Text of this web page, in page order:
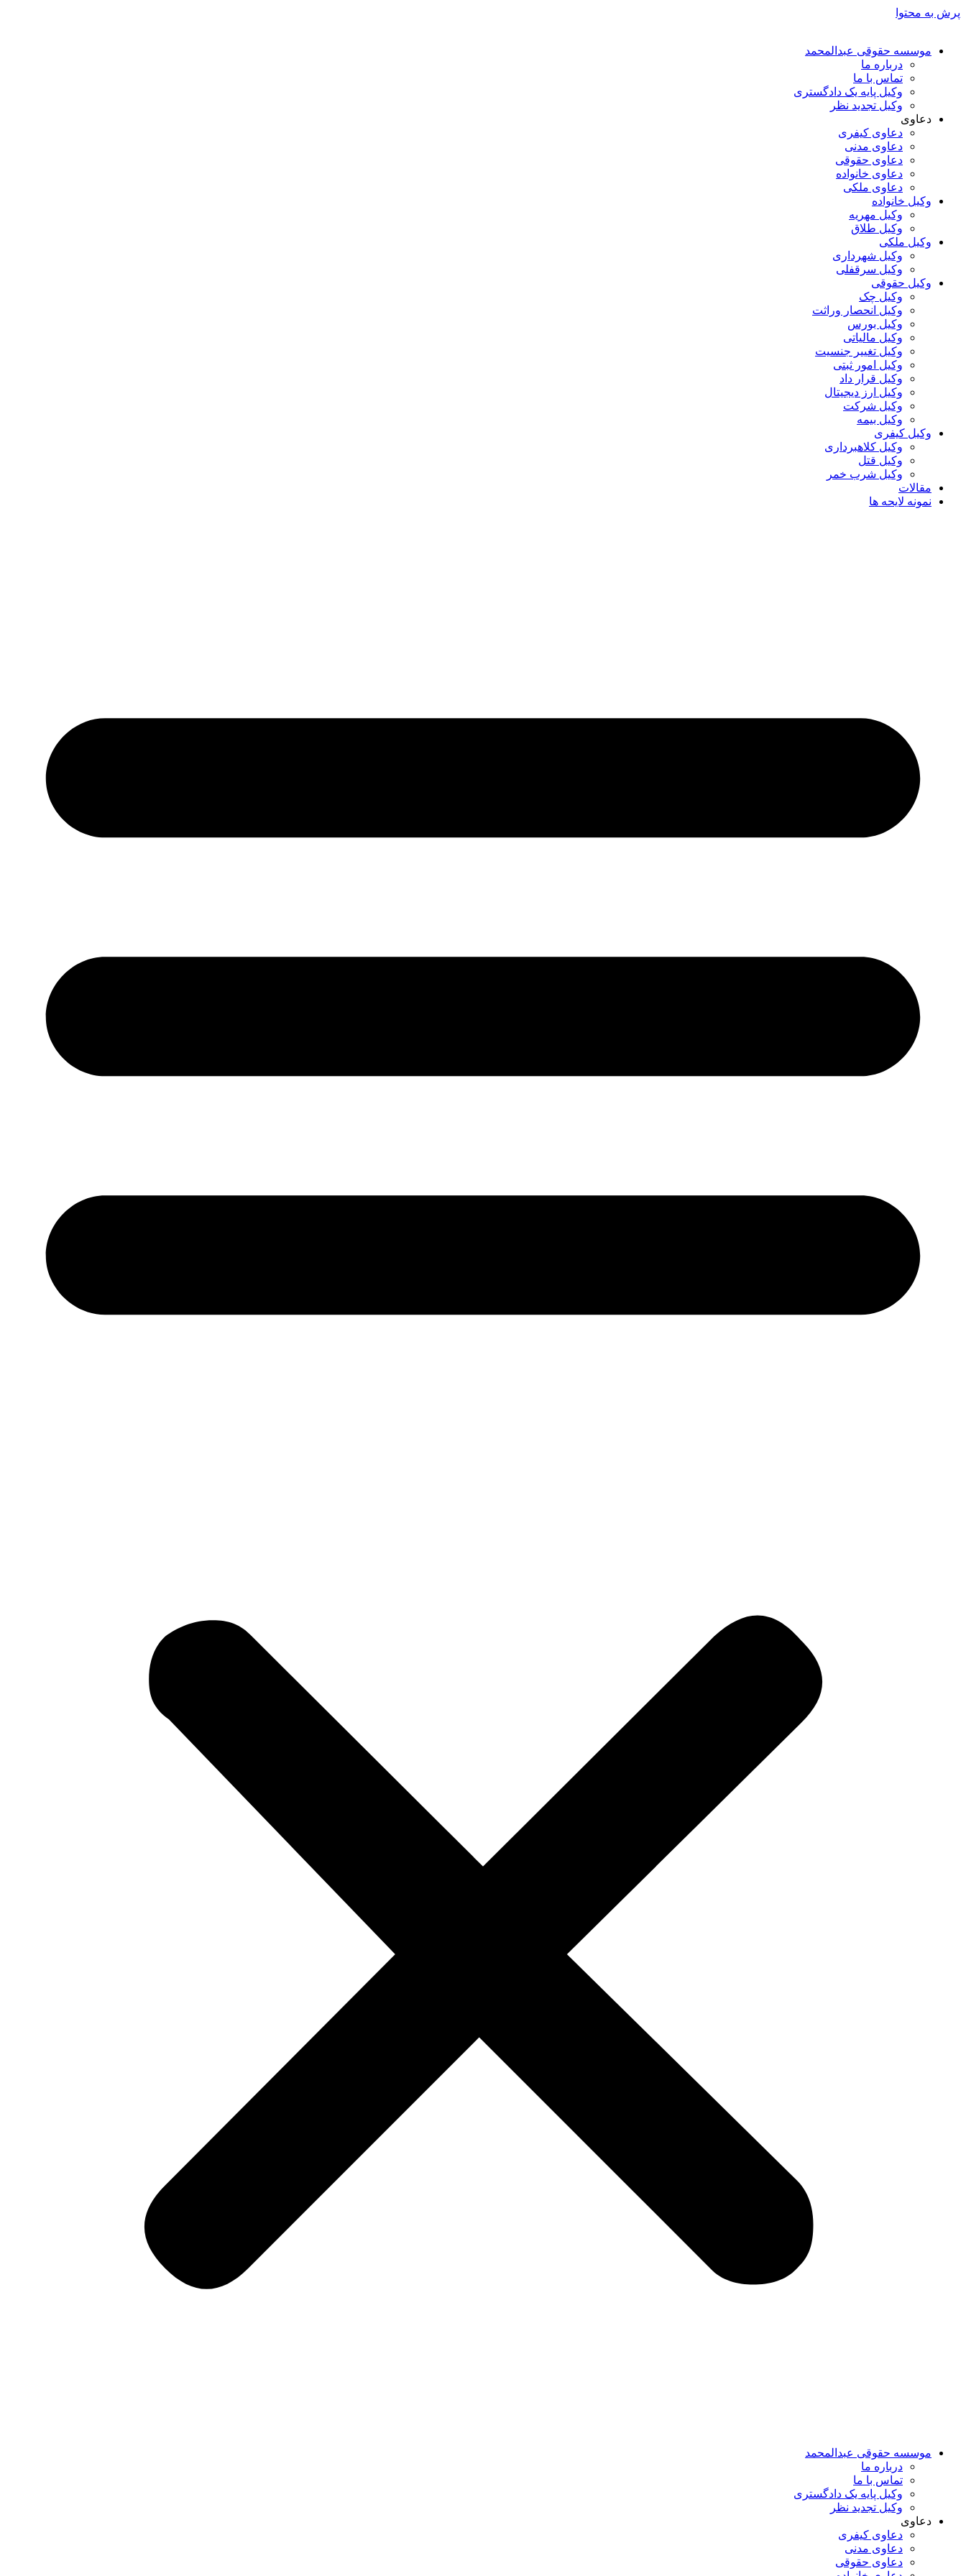
پرش به محتوا
موسسه حقوقی عبدالمحمد
درباره ما
تماس با ما
وکیل پایه یک دادگستری
وکیل تجدید نظر
دعاوی
دعاوی کیفری
دعاوی مدنی
دعاوی حقوقی
دعاوی خانواده
دعاوی ملکی
وکیل خانواده
وکیل مهریه
وکیل طلاق
وکیل ملکی
وکیل شهرداری
وکیل سرقفلی
وکیل حقوقی
وکیل چک
وکیل انحصار وراثت
وکیل بورس
وکیل مالیاتی
وکیل تغییر جنسیت
وکیل امور ثبتی
وکیل قرار داد
وکیل ارز دیجیتال
وکیل شرکت
وکیل بیمه
وکیل کیفری
وکیل کلاهبرداری
وکیل قتل
وکیل شرب خمر
مقالات
نمونه لایحه ها
موسسه حقوقی عبدالمحمد
درباره ما
تماس با ما
وکیل پایه یک دادگستری
وکیل تجدید نظر
دعاوی
دعاوی کیفری
دعاوی مدنی
دعاوی حقوقی